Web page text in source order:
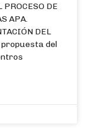
PROCESO DE
APA.
DEL
propuesta del